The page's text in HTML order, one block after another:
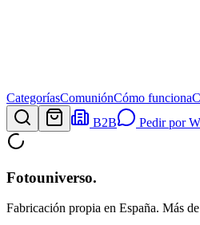
CategoríasComuniónCómo funciona
B2B
Pedir por
Fotouniverso.
Fabricación propia en España. Más